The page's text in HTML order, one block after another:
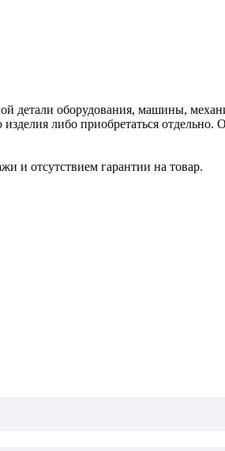
детали оборудования, машины,
либо приобретаться
и отсутствием гарантии на товар.